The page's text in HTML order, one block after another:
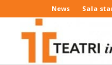
News Sala